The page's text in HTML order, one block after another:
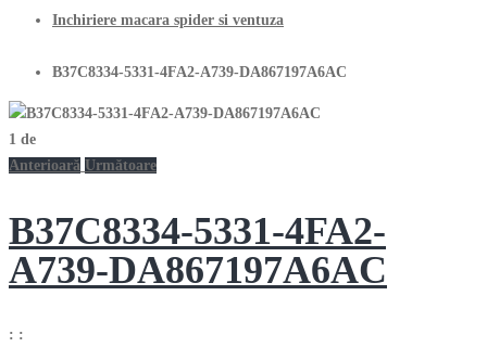
Inchiriere macara spider si ventuza
B37C8334-5331-4FA2-A739-DA867197A6AC
1 de
Anterioară Următoare
B37C8334-5331-4FA2-
A739-DA867197A6AC
: :